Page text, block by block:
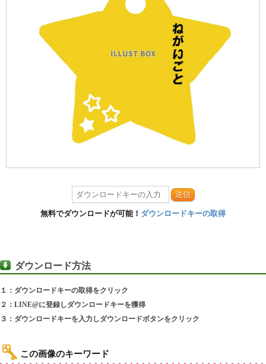
送信
無料でダウンロードが可能！ ダウンロードキーの取得
ダウンロード方法
１：ダウンロードキーの取得をクリック
２：LINE@に登録しダウンロードキーを獲得
３：ダウンロードキーを入力しダウンロードボタンをクリック
この画像のキーワード